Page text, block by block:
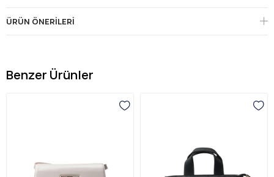
ÜRÜN ÖNERILERI
Benzer Ürünler